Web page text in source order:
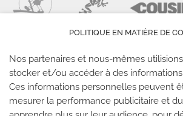
LES SALLES CLIMB UP
POLITIQUE EN MATIÈRE DE
Nos partenaires et nous-mêmes
stocker et/ou accéder à des
Ces informations personnelles peuvent
mesurer la performance publicitaire et